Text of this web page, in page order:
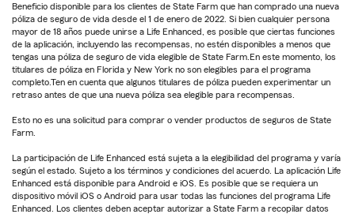
Beneficio disponible para los clientes de State Farm que han comprado una nueva
póliza de seguro de vida desde el 1 de enero de 2022. Si bien cualquier persona
mayor de 18 años puede unirse a Life Enhanced, es posible que ciertas funciones
de la aplicación, incluyendo las recompensas, no estén disponibles a menos que
tengas una póliza de seguro de vida elegible de State Farm.En este momento, los
titulares de póliza en Florida y New York no son elegibles para el programa
completo.Ten en cuenta que algunos titulares de póliza pueden experimentar un
retraso antes de que una nueva póliza sea elegible para recompensas.
Esto no es una solicitud para comprar o vender productos de seguros de State
Farm.
La participación de Life Enhanced está sujeta a la elegibilidad del programa y varía
según el estado. Sujeto a los términos y condiciones del acuerdo. La aplicación Life
Enhanced está disponible para Android e iOS. Es posible que se requiera un
dispositivo móvil iOS o Android para usar todas las funciones del programa Life
Enhanced. Los clientes deben aceptar autorizar a State Farm a recopilar datos